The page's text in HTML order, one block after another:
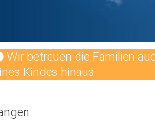
Wir betreuen die Familien
Kindes hinaus